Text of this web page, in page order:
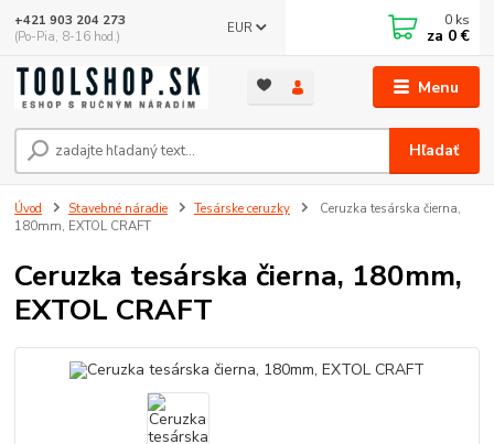
Menu
EUR
Hľadať
+421 903 204 273
(Po-Pia, 8-16 hod.)
0 ks
za 0 €
Úvod Stavebné náradie Tesárske ceruzky
Ceruzka tesárska čierna,
180mm, EXTOL CRAFT
Ceruzka tesárska čierna, 180mm,
EXTOL CRAFT